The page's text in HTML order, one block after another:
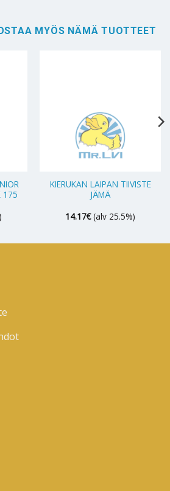
MYÖS NÄMÄ TUOTTEET
175
KIERUKAN LAIPAN TIIVISTE
JÄMÄ
14.17€ (alv 25.5%)